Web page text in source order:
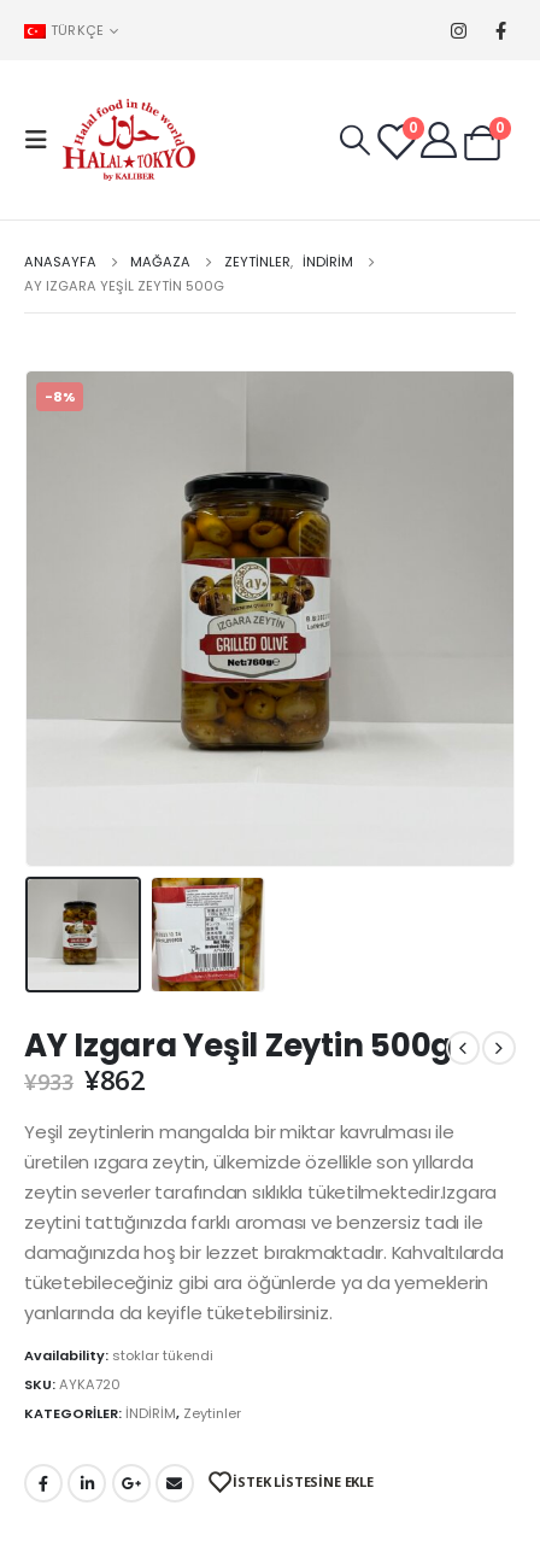
TÜRKÇE
0 0
ANASAYFA MAĞAZA ZEYTINLER, İNDİRİM
AY IZGARA YEŞIL ZEYTIN 500G
-8%
AY Izgara Yeşil Zeytin 500g
¥933 ¥862
Yeşil zeytinlerin mangalda bir miktar kavrulması ile
üretilen ızgara zeytin, ülkemizde özellikle son yıllarda
zeytin severler tarafından sıklıkla tüketilmektedir.Izgara
zeytini tattığınızda farklı aroması ve benzersiz tadı ile
damağınızda hoş bir lezzet bırakmaktadır. Kahvaltılarda
tüketebileceğiniz gibi ara öğünlerde ya da yemeklerin
yanlarında da keyifle tüketebilirsiniz.
Availability: stoklar tükendi
SKU:AYKA720
KATEGORİLER: İNDİRİM, Zeytinler
İSTEK LİSTESİNE EKLE